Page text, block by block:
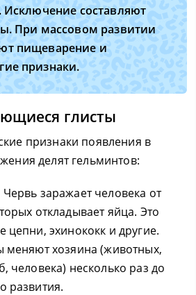
Исключение составляют
При массовом развитии
пищеварение и
признаки.
глисты
признаки появления в
делят гельминтов:
заражает человека от
откладывает яйца. Это
цепни, эхинококк и другие.
меняют хозяина (животных,
человека) несколько раз до
развития.